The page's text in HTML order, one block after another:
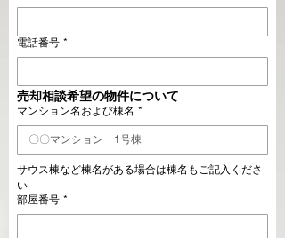
電話番号 *
売却相談希望の物件について
マンション名および棟名 *
サウス棟など棟名がある場合は棟名もご記入くださ
い
部屋番号 *